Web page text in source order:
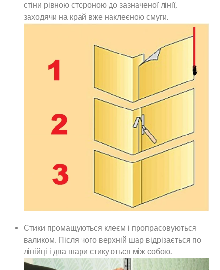
стіни рівною стороною до зазначеної лінії,
заходячи на край вже наклеєною смуги.
Стики промащуються клеєм і пропрасовуються
валиком. Після чого верхній шар відрізається по
лінійці і два шари стикуються між собою.